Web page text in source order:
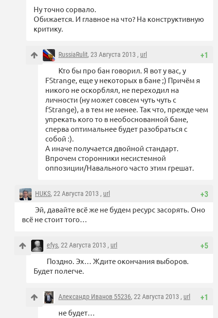
Ну точно сорвало.
Обижается. И главное на что? На конструктивную
критику.
+1
RussiaRulit, 23 Августа 2013 , url
Кто бы про бан говорил. Я вот у вас, у
FStrange, еще у некоторых в бане ;) Причём я
никого не оскорблял, не переходил на
личности (ну может совсем чуть чуть с
fStrange), а в тем не менее. Так что, прежде чем
упрекать кого то в необоснованной бане,
сперва оптимальнее будет разобраться с
собой :).
А иначе получается двойной стандарт.
Впрочем сторонники несистемной
оппозиции/Навального часто этим грешат.
+3
HUKS, 22 Августа 2013 , url
Эй, давайте всё же не будем ресурс засорять. Оно
всё не стоит того…
+5
efys, 22 Августа 2013 , url
Поздно. Эх… Ждите окончания выборов.
Будет полегче.
+1
Александр Иванов 55236, 22 Августа 2013 , url
не будет…